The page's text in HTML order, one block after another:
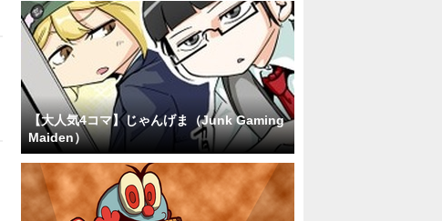
【大人気4コマ】じゃんげま（Junk Gaming
Maiden）